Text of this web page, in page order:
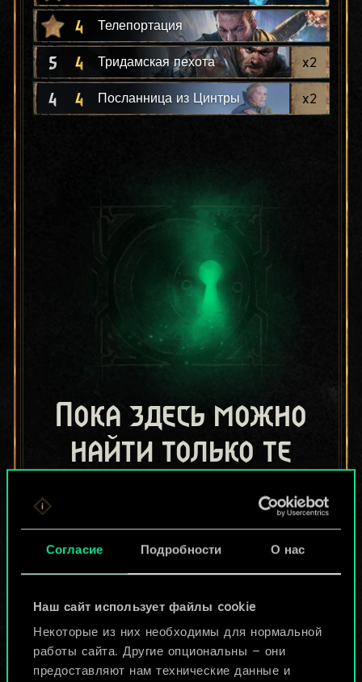
Согласие Подробности О нас
Наш сайт использует файлы cookie
Некоторые из них необходимы для нормальной
работы сайта. Другие опциональны — они
предоставляют нам технические данные и
4 Телепортация
5 4 Тридамская пехота x2
4 4 Посланница из Цинтры x2
Пока здесь можно
найти только те
поделились другие
игроки.
больше!